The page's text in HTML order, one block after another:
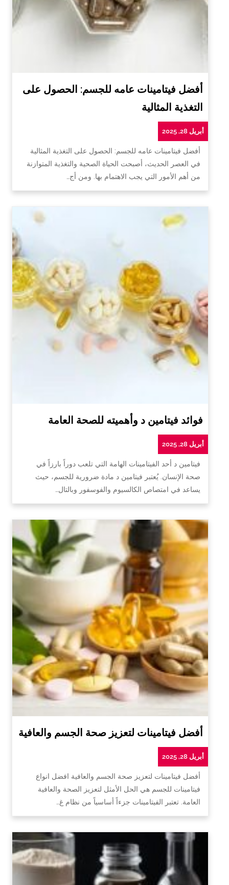
أفضل فيتامينات عامه للجسم: الحصول على
التغذية المثالية
أبريل 28, 2025
أفضل فيتامينات عامه للجسم: الحصول على التغذية المثالية
في العصر الحديث، أصبحت الحياة الصحية والتغذية المتوازنة
من أهم الأمور التي يجب الاهتمام بها. ومن أج…
فوائد فيتامين د وأهميته للصحة العامة
أبريل 28, 2025
فيتامين د أحد الفيتامينات الهامة التي تلعب دوراً بارزاً في
صحة الإنسان. يُعتبر فيتامين د مادة ضرورية للجسم، حيث
يساعد في امتصاص الكالسيوم والفوسفور وبالتال…
أفضل فيتامينات لتعزيز صحة الجسم والعافية
أبريل 28, 2025
أفضل فيتامينات لتعزيز صحة الجسم والعافية افضل انواع
فيتامينات للجسم هي الحل الأمثل لتعزيز الصحة والعافية
العامة. تعتبر الفيتامينات جزءاً أساسياً من نظام غ…